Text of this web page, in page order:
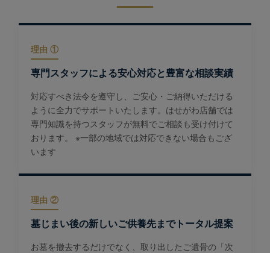
理由 ①
専門スタッフによる安心対応と豊富な相談実績
対応すべき法令を遵守し、ご安心・ご納得いただける
ように全力でサポートいたします。はせがわ店舗では
専門知識を持つスタッフが無料でご相談も受け付けて
おります。 ※一部の地域では対応できない場合もござ
います
理由 ②
墓じまい後の新しいご供養先までトータル提案
お墓を撤去するだけでなく、取り出したご遺骨の「次